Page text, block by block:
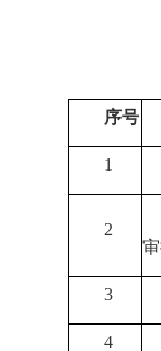
序号
1
2
3
4